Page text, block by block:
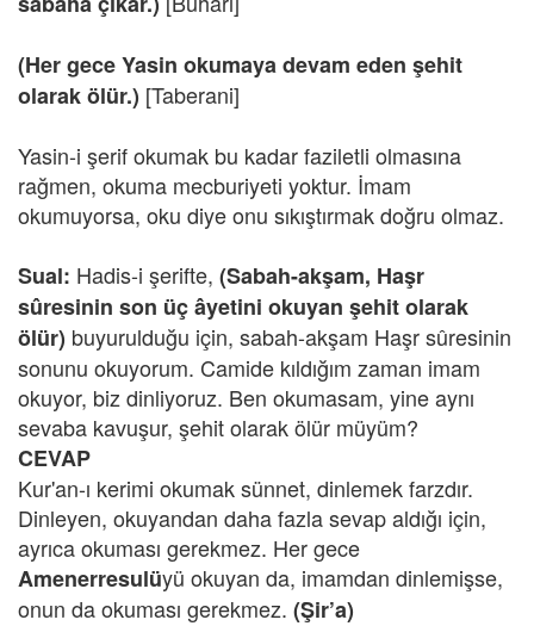
(Her gece Yasin okumaya devam eden şehit
olarak ölür.) [Taberani]
Yasin-i şerif okumak bu kadar faziletli olmasına
rağmen, okuma mecburiyeti yoktur. İmam
okumuyorsa, oku diye onu sıkıştırmak doğru olmaz.
Sual: Hadis-i şerifte, (Sabah-akşam, Haşr
sûresinin son üç âyetini okuyan şehit olarak
ölür) buyurulduğu için, sabah-akşam Haşr sûresinin
sonunu okuyorum. Camide kıldığım zaman imam
okuyor, biz dinliyoruz. Ben okumasam, yine aynı
sevaba kavuşur, şehit olarak ölür müyüm?
CEVAP
Kur'an-ı kerimi okumak sünnet, dinlemek farzdır.
Dinleyen, okuyandan daha fazla sevap aldığı için,
ayrıca okuması gerekmez. Her gece
Amenerresulüyü okuyan da, imamdan dinlemişse,
onun da okuması gerekmez. (Şir’a)